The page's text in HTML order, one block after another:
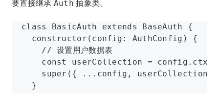
要直接继承 Auth 抽象类。
class BasicAuth extends BaseAuth {
  constructor
(config : AuthConfig ) {
    // 设置用户数据表
    const
userCollection = config . ctx
    super
({ ... config ,
userCollection
  }